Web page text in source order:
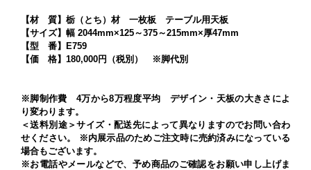
【材 質】栃（とち）材 一枚板 テーブル用天板
【サイズ】幅 2044mm×125～375～215mm×厚47mm
【型 番】E759
【価 格】180,000円（税別） ※脚代別
※脚制作費 4万から8万程度平均 デザイン・天板の大きさによ
り変わります。
＜送料別途＞サイズ・配送先によって異なりますのでお問い合わ
せください。 ※内展示品のためご注文時に売約済みになっている
場合もございます。
※お電話やメールなどで、予め商品のご確認をお願い申し上げま